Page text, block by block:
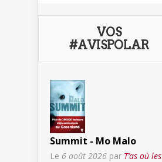
VOS
#AVISPOLAR
Summit - Mo Malo
Le 6 août 2026 par T’as où les